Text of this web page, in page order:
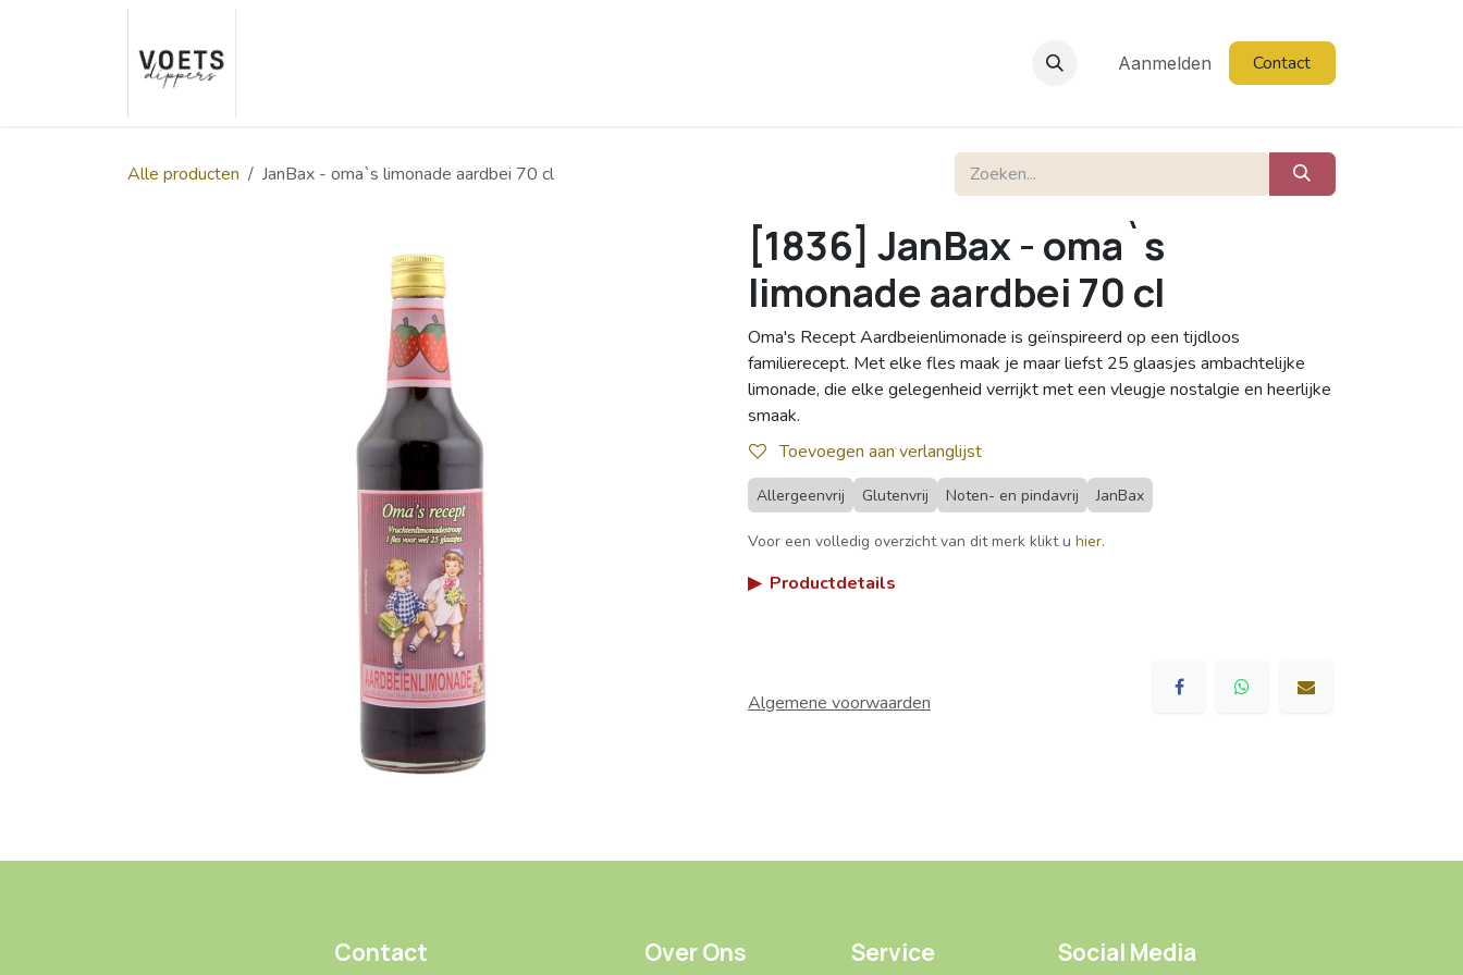
Overslaan naar inhoud
Aanmelden Contact
Alle producten JanBax - oma`s limonade aardbei 70 cl
[1836] JanBax - oma`s
limonade aardbei 70 cl
Oma's Recept Aardbeienlimonade is geïnspireerd op een tijdloos
familierecept. Met elke fles maak je maar liefst 25 glaasjes ambachtelijke
limonade, die elke gelegenheid verrijkt met een vleugje nostalgie en heerlijke
smaak.
Toevoegen aan verlanglijst
Allergeenvrij Glutenvrij Noten- en pindavrij JanBax
Voor een volledig overzicht van dit merk klikt u hier.
▶ Productdetails
Algemene voorwaarden
Contact Over Ons Service Social Media